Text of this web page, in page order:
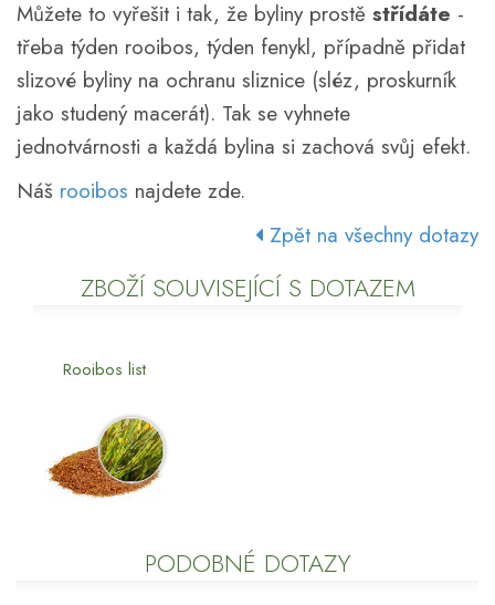
Můžete to vyřešit i tak, že byliny prostě střídáte -
třeba týden rooibos, týden fenykl, případně přidat
slizové byliny na ochranu sliznice (sléz, proskurník
jako studený macerát). Tak se vyhnete
jednotvárnosti a každá bylina si zachová svůj efekt.
Náš rooibos najdete zde.
Zpět na všechny dotazy
ZBOŽÍ SOUVISEJÍCÍ S DOTAZEM
Rooibos list
PODOBNÉ DOTAZY